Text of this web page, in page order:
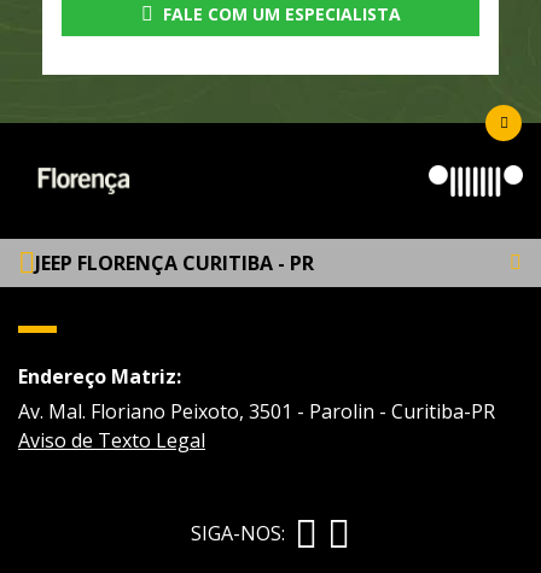
FALE COM UM ESPECIALISTA
JEEP FLORENÇA CURITIBA - PR
Endereço Matriz:
Av. Mal. Floriano Peixoto, 3501 - Parolin - Curitiba-PR
Aviso de Texto Legal
SIGA-NOS: